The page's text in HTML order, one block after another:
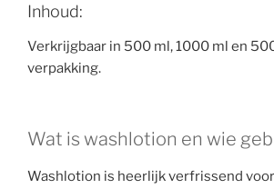
Inhoud:
Verkrijgbaar in 500 ml, 1000 ml en
verpakking.
Wat is washlotion en wie
Washlotion is heerlijk verfrissend